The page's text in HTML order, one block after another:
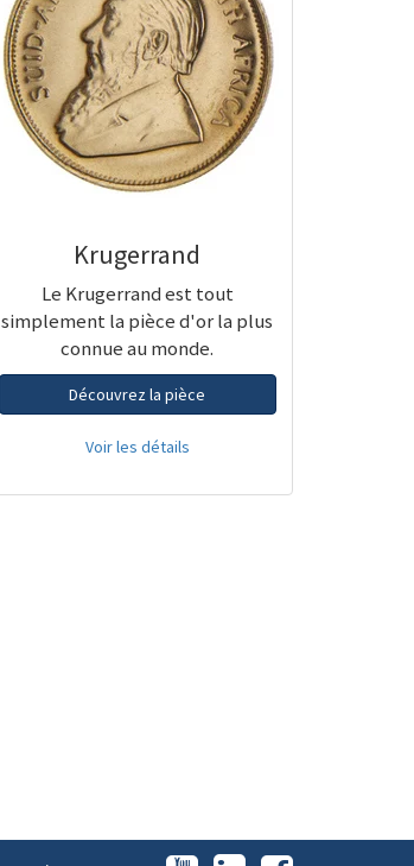
Krugerrand
Le Krugerrand est tout
simplement la pièce d'or la plus
connue au monde.
Découvrez la pièce
Voir les détails